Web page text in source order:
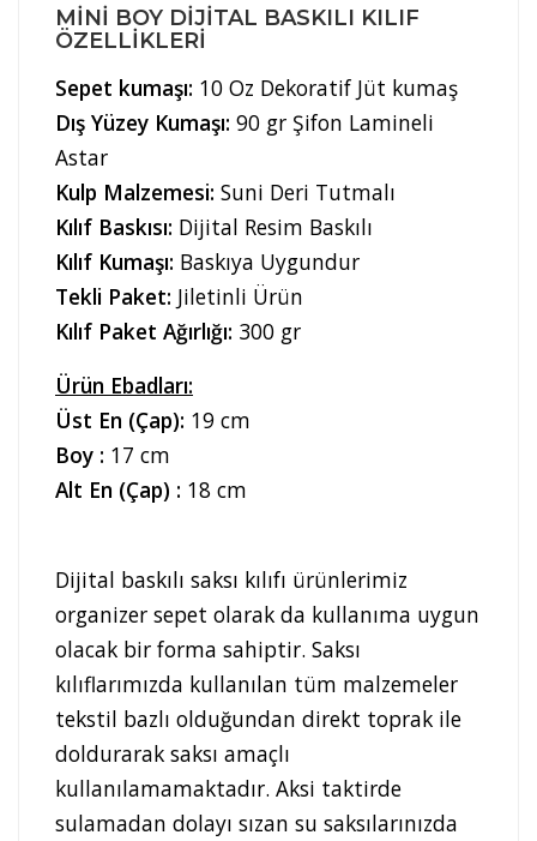
MINI BOY DIJITAL BASKILI KILIF
ÖZELLIKLERI
Sepet kumaşı: 10 Oz Dekoratif Jüt kumaş
Dış Yüzey Kumaşı: 90 gr Şifon Lamineli
Astar
Kulp Malzemesi: Suni Deri Tutmalı
Kılıf Baskısı: Dijital Resim Baskılı
Kılıf Kumaşı: Baskıya Uygundur
Tekli Paket: Jiletinli Ürün
Kılıf Paket Ağırlığı: 300 gr
Ürün Ebadları:
Üst En (Çap): 19 cm
Boy : 17 cm
Alt En (Çap) : 18 cm
Dijital baskılı saksı kılıfı ürünlerimiz
organizer sepet olarak da kullanıma uygun
olacak bir forma sahiptir. Saksı
kılıflarımızda kullanılan tüm malzemeler
tekstil bazlı olduğundan direkt toprak ile
doldurarak saksı amaçlı
kullanılamamaktadır. Aksi taktirde
sulamadan dolayı sızan su saksılarınızda